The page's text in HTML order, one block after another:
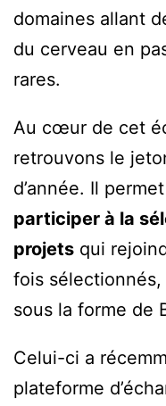
domaines allant
du cerveau en
rares.
Au cœur de cet
retrouvons le
d’année. Il
participer à la
projets qui
fois
sous la forme de
Celui-ci a
plateforme